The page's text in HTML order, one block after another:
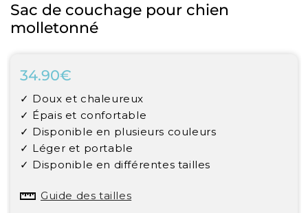
Sac de couchage pour chien
molletonné
34.90€
Unit
price
✓ Doux et chaleureux
✓ Épais et confortable
✓ Disponible en plusieurs couleurs
✓ Léger et portable
✓ Disponible en différentes tailles
Guide des tailles